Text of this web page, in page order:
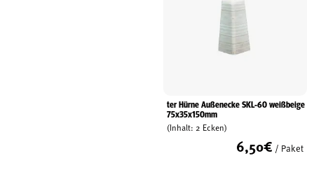
ter Hürne Außenecke SKL-60 weißbeige
75x35x150mm
(Inhalt: 2 Ecken)
6,50€ / Paket